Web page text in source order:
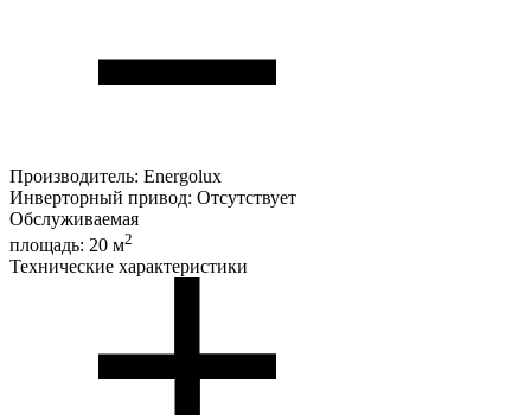
Производитель: Energolux
Инверторный привод: Отсутствует
Обслуживаемая
площадь: 20 м2
Технические характеристики